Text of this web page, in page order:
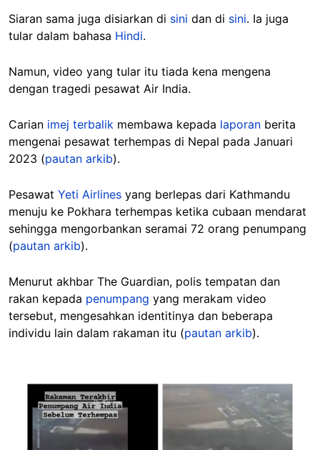
Siaran sama juga disiarkan di sini dan di sini. Ia juga
tular dalam bahasa Hindi.
Namun, video yang tular itu tiada kena mengena
dengan tragedi pesawat Air India.
Carian imej terbalik membawa kepada laporan berita
mengenai pesawat terhempas di Nepal pada Januari
2023 (pautan arkib).
Pesawat Yeti Airlines yang berlepas dari Kathmandu
menuju ke Pokhara terhempas ketika cubaan mendarat
sehingga mengorbankan seramai 72 orang penumpang
(pautan arkib).
Menurut akhbar The Guardian, polis tempatan dan
rakan kepada penumpang yang merakam video
tersebut, mengesahkan identitinya dan beberapa
individu lain dalam rakaman itu (pautan arkib).
Image